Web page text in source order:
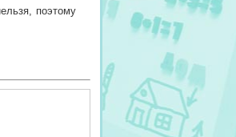
поэтому
внимание на